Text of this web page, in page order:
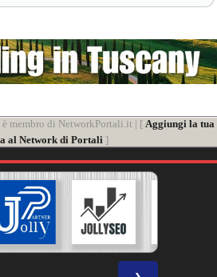
è membro di NetworkPortali.it | [ Aggiungi la tua
al Network di Portali ]